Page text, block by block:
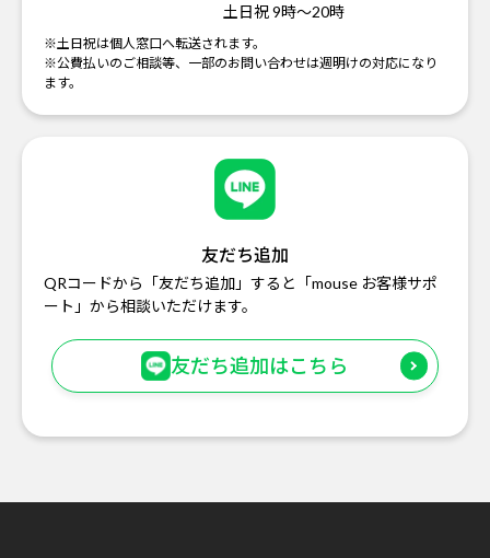
土日祝 9時～20時
※土日祝は個人窓口へ転送されます。
※公費払いのご相談等、一部のお問い合わせは週明けの対応になり
ます。
友だち追加
QRコードから「友だち追加」すると「mouse お客様サポ
ート」から相談いただけます。
友だち追加はこちら